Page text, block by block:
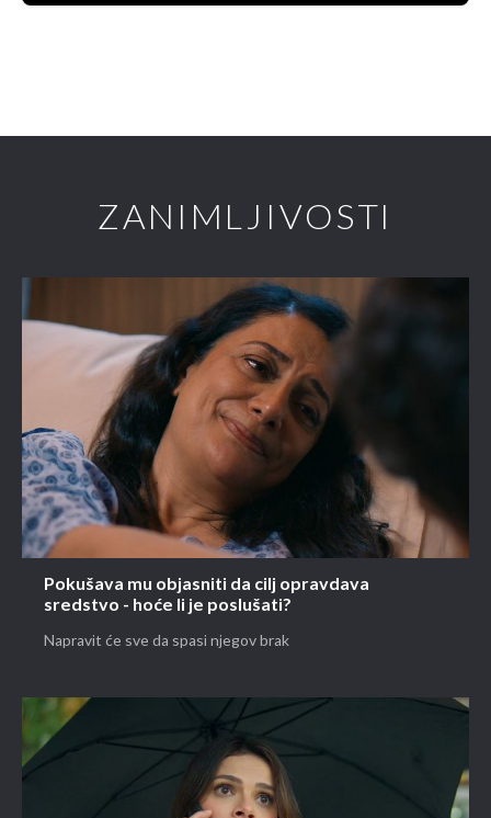
ZANIMLJIVOSTI
Pokušava mu objasniti da cilj opravdava
sredstvo - hoće li je poslušati?
Napravit će sve da spasi njegov brak